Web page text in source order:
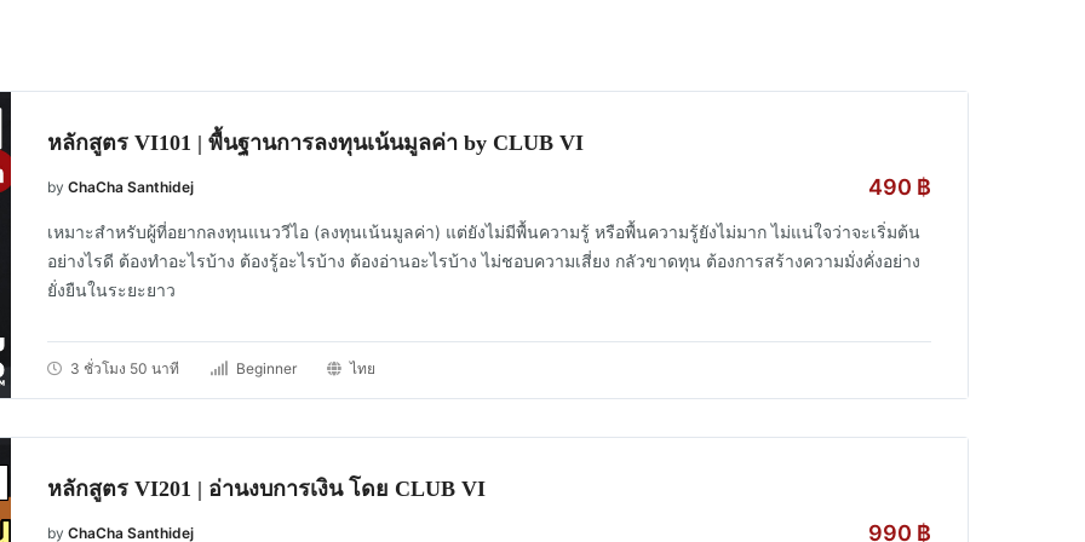
หลักสูตร VI101 | พื้นฐานการลงทุนเน้นมูลค่า by CLUB VI
by ChaCha Santhidej 490 ฿
เหมาะสำหรับผู้ที่อยากลงทุนแนววีไอ (ลงทุนเน้นมูลค่า) แต่ยังไม่มีพื้นความรู้ หรือพื้นความรู้ยังไม่มาก ไม่แน่ใจว่าจะเริ่มต้น
อย่างไรดี ต้องทำอะไรบ้าง ต้องรู้อะไรบ้าง ต้องอ่านอะไรบ้าง ไม่ชอบความเสี่ยง กลัวขาดทุน ต้องการสร้างความมั่งคั่งอย่าง
ยั่งยืนในระยะยาว
3 ชั่วโมง 50 นาที Beginner ไทย
หลักสูตร VI201 | อ่านงบการเงิน โดย CLUB VI
by ChaCha Santhidej 990 ฿